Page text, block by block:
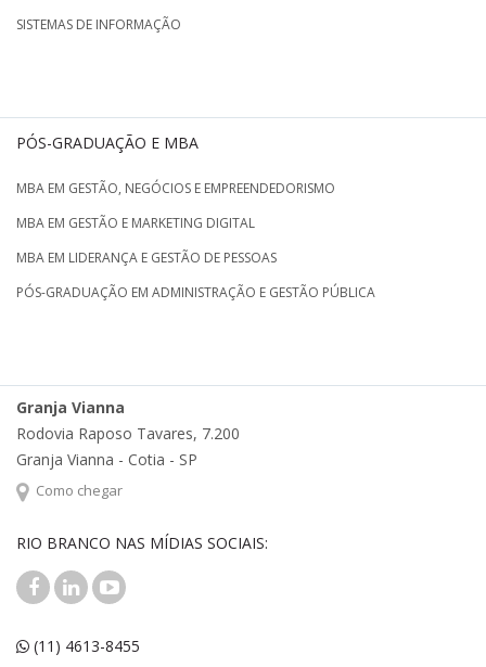
SISTEMAS DE INFORMAÇÃO
PÓS-GRADUAÇÃO E MBA
MBA EM GESTÃO, NEGÓCIOS E EMPREENDEDORISMO
MBA EM GESTÃO E MARKETING DIGITAL
MBA EM LIDERANÇA E GESTÃO DE PESSOAS
PÓS-GRADUAÇÃO EM ADMINISTRAÇÃO E GESTÃO PÚBLICA
Granja Vianna
Rodovia Raposo Tavares, 7.200
Granja Vianna - Cotia - SP
Como chegar
RIO BRANCO NAS MÍDIAS SOCIAIS:
(11) 4613-8455